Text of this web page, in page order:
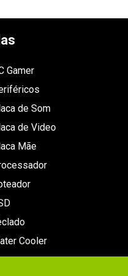
Gamer
de Som
de Video
Mãe
Cooler